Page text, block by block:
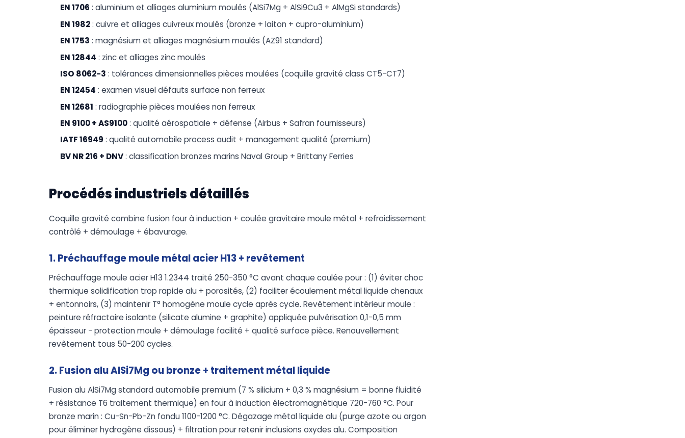
EN 1706 : aluminium et alliages aluminium moulés (AlSi7Mg + AlSi9Cu3 + AlMgSi standards)
EN 1982: cuivre et alliages cuivreux moulés (bronze + laiton + cupro-aluminium)
EN 1753 : magnésium et alliages magnésium moulés (AZ91 standard)
EN 12844 : zinc et alliages zinc moulés
ISO 8062-3 : tolérances dimensionnelles pièces moulées (coquille gravité class CT5-CT7)
EN 12454 : examen visuel défauts surface non ferreux
EN 12681 : radiographie pièces moulées non ferreux
EN 9100 + AS9100: qualité aérospatiale + défense (Airbus + Safran fournisseurs)
IATF 16949 : qualité automobile process audit + management qualité (premium)
BV NR 216 + DNV: classification bronzes marins Naval Group + Brittany Ferries
Procédés industriels détaillés
Coquille gravité combine fusion four à induction + coulée gravitaire moule métal + refroidissement
contrôlé + démoulage + ébavurage.
1. Préchauffage moule métal acier H13 + revêtement
Préchauffage moule acier H13 1.2344 traité 250-350 °C avant chaque coulée pour : (1) éviter choc
thermique solidification trop rapide alu + porosités, (2) faciliter écoulement métal liquide chenaux
+ entonnoirs, (3) maintenir T° homogène moule cycle après cycle. Revêtement intérieur moule :
peinture réfractaire isolante (silicate alumine + graphite) appliquée pulvérisation 0,1-0,5 mm
épaisseur - protection moule + démoulage facilité + qualité surface pièce. Renouvellement
revêtement tous 50-200 cycles.
2. Fusion alu AlSi7Mg ou bronze + traitement métal liquide
Fusion alu AlSi7Mg standard automobile premium (7 % silicium + 0,3 % magnésium = bonne fluidité
+ résistance T6 traitement thermique) en four à induction électromagnétique 720-760 °C. Pour
bronze marin : Cu-Sn-Pb-Zn fondu 1100-1200 °C. Dégazage métal liquide alu (purge azote ou argon
pour éliminer hydrogène dissous) + filtration pour retenir inclusions oxydes alu. Composition